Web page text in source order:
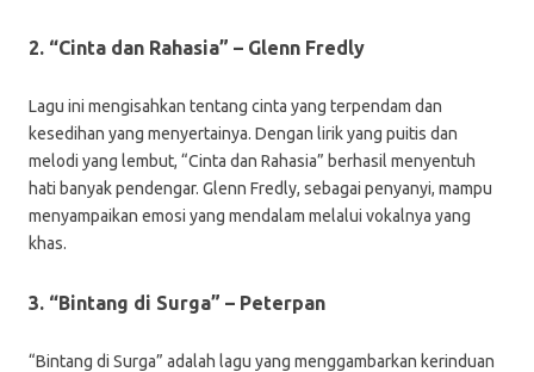
2. “Cinta dan Rahasia” – Glenn Fredly
Lagu ini mengisahkan tentang cinta yang terpendam dan
kesedihan yang menyertainya. Dengan lirik yang puitis dan
melodi yang lembut, “Cinta dan Rahasia” berhasil menyentuh
hati banyak pendengar. Glenn Fredly, sebagai penyanyi, mampu
menyampaikan emosi yang mendalam melalui vokalnya yang
khas.
3. “Bintang di Surga” – Peterpan
“Bintang di Surga” adalah lagu yang menggambarkan kerinduan